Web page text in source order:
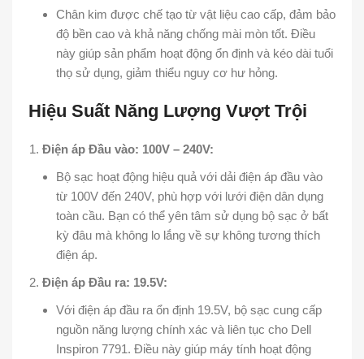
Chân kim được chế tạo từ vật liệu cao cấp, đảm bảo
độ bền cao và khả năng chống mài mòn tốt. Điều
này giúp sản phẩm hoạt động ổn định và kéo dài tuổi
thọ sử dụng, giảm thiểu nguy cơ hư hỏng.
Hiệu Suất Năng Lượng Vượt Trội
Điện áp Đầu vào: 100V – 240V:
Bộ sạc hoạt động hiệu quả với dải điện áp đầu vào
từ 100V đến 240V, phù hợp với lưới điện dân dụng
toàn cầu. Bạn có thể yên tâm sử dụng bộ sạc ở bất
kỳ đâu mà không lo lắng về sự không tương thích
điện áp.
Điện áp Đầu ra: 19.5V:
Với điện áp đầu ra ổn định 19.5V, bộ sạc cung cấp
nguồn năng lượng chính xác và liên tục cho Dell
Inspiron 7791. Điều này giúp máy tính hoạt động